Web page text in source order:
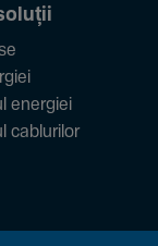
energiei
cablurilor